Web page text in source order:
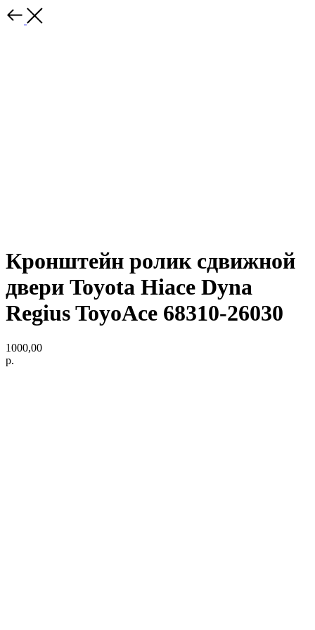
Кронштейн ролик сдвижной
двери Toyota Hiace Dyna
Regius ToyoAce 68310-26030
1000,00
р.